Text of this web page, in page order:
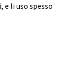
li uso spesso